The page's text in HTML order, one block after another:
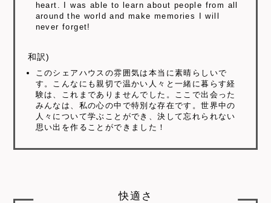
heart. I was able to learn about people from all
around the world and make memories I will
never forget!
和訳)
このシェアハウスの雰囲気は本当に素晴らしいで
す。こんなにも親切で温かい人々と一緒に暮らす経
験は、これまでありませんでした。ここで出会った
みんなは、私の心の中で特別な存在です。世界中の
人々について学ぶことができ、決して忘れられない
思い出を作ることができました！
快適さ